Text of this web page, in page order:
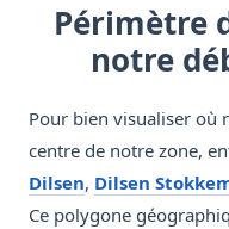
Périmètre
notre
Pour bien visualiser où
centre de notre zone,
Dilsen, Dilsen
Ce polygone